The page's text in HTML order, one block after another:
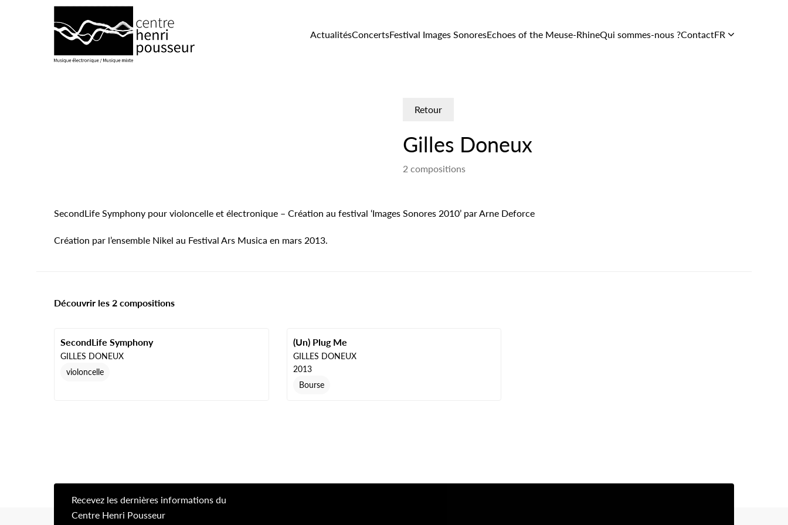
ActualitésConcertsFestival Images SonoresEchoes of the Meuse-RhineQui sommes-nous ?ContactFR
Retour
Gilles Doneux
2 compositions
SecondLife Symphony pour violoncelle et électronique – Création au festival ‘Images Sonores 2010’ par Arne Deforce
Création par l’ensemble Nikel au Festival Ars Musica en mars 2013.
Découvrir les 2 compositions
SecondLife Symphony
GILLES DONEUX
violoncelle
(Un) Plug Me
GILLES DONEUX
2013
Bourse
Recevez les dernières informations du
Centre Henri Pousseur